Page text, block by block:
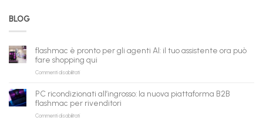
BLOG
flashmac è pronto per gli agenti AI: il tuo assistente ora può
fare shopping qui
Commenti disabilitatisu
pronto
per
gli
PC ricondizionati all’ingrosso: la nuova piattaforma B2B
flashmac per rivenditori
Commenti disabilitatisu